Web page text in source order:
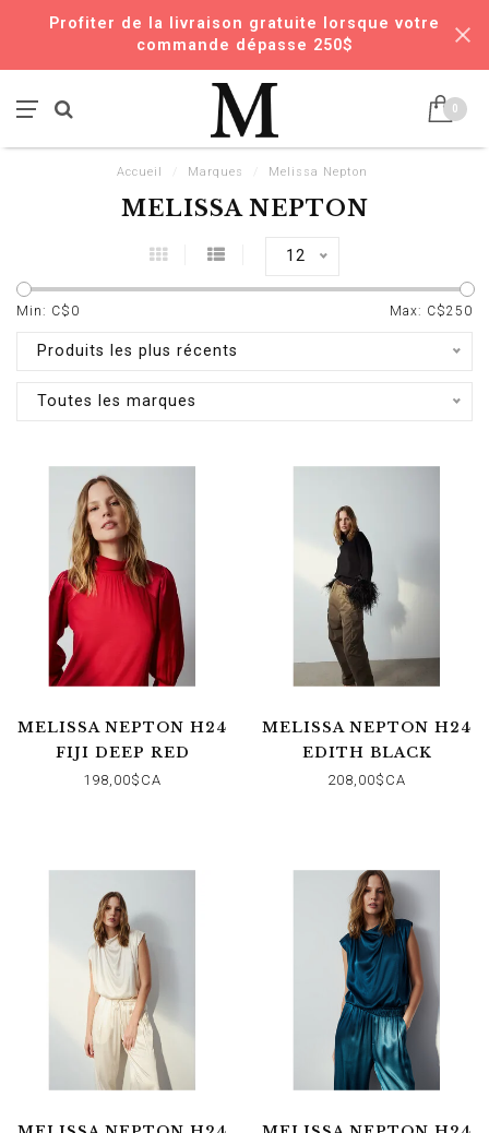
Profiter de la livraison gratuite lorsque votre
commande dépasse 250$
0
Accueil Marques Melissa Nepton
MELISSA NEPTON
12
Min: C$ 0 Max: C$250
Produits les plus récents
Toutes les marques
MELISSA NEPTON H24
FIJI DEEP RED
198,00$CA
MELISSA NEPTON H24
EDITH BLACK
208,00$CA